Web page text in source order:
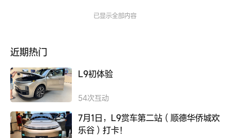
已显示全部内容
近期热门
L9初体验
54次互动
7月1日，L9赏车第二站（顺德华侨城欢
乐谷）打卡！